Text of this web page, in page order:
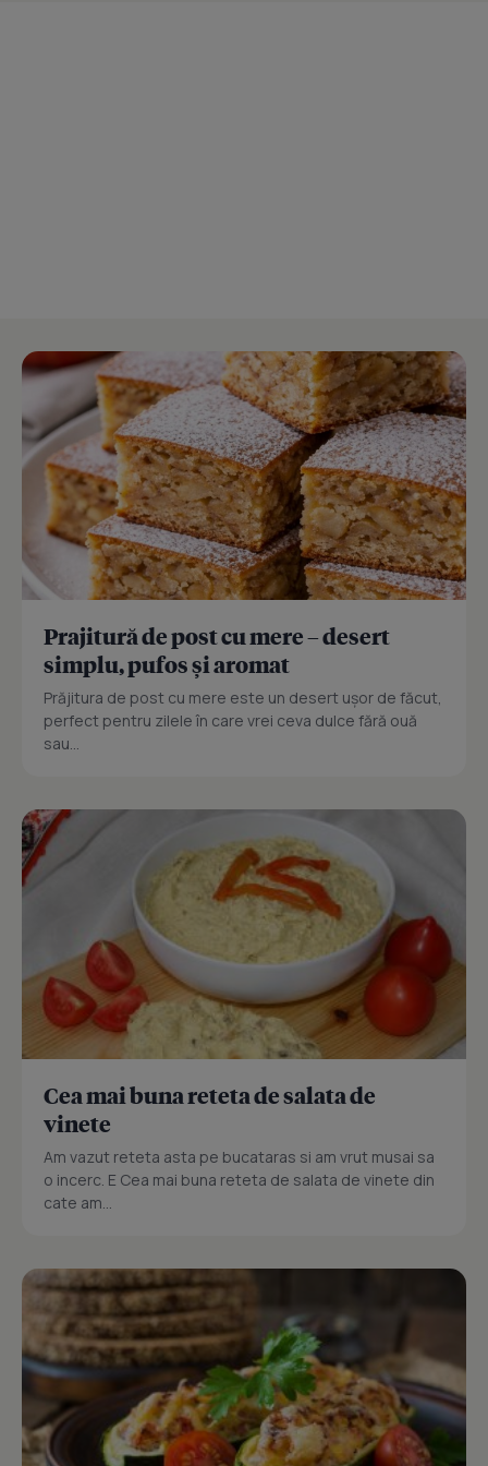
Prajitură de post cu mere – desert
simplu, pufos și aromat
Prăjitura de post cu mere este un desert ușor de făcut,
perfect pentru zilele în care vrei ceva dulce fără ouă
sau...
Cea mai buna reteta de salata de
vinete
Am vazut reteta asta pe bucataras si am vrut musai sa
o incerc. E Cea mai buna reteta de salata de vinete din
cate am...